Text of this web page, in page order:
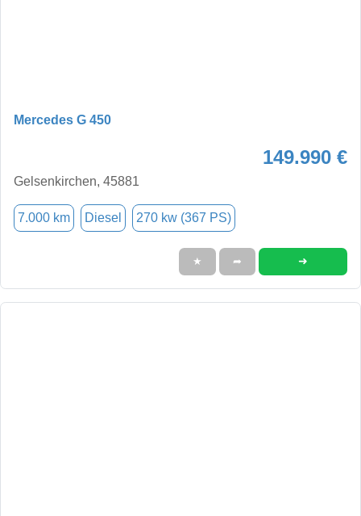
Mercedes G 450
149.990 €
Gelsenkirchen, 45881
7.000 km Diesel 270 kw (367 PS)
★ ➦ ➜